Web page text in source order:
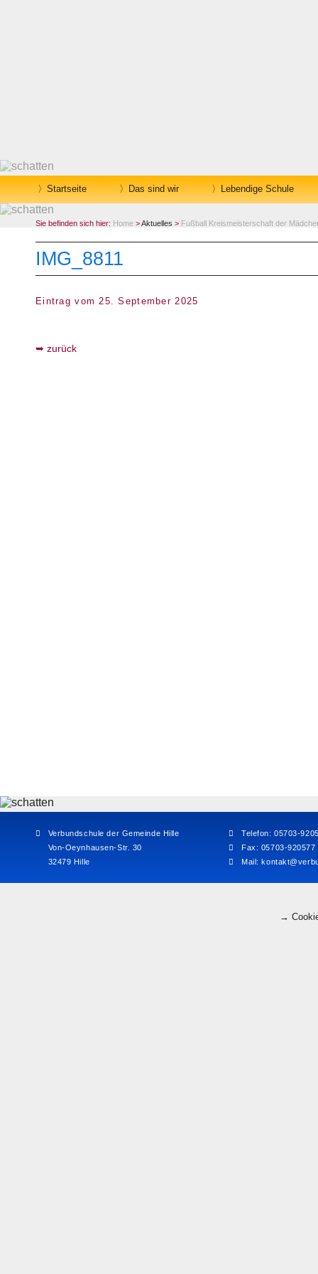
Startseite Das sind wir Lebendige Schule
Sie befinden sich hier: Home >Aktuelles > Fußball Kreismeisterschaft der
IMG_8811
Eintrag vom 25. September 2025
zurück
Verbundschule der Gemeinde Hille
Von-Oeynhausen-Str. 30
32479 Hille
Telefon: 05703-
Fax: 05703-920577
Mail:
→